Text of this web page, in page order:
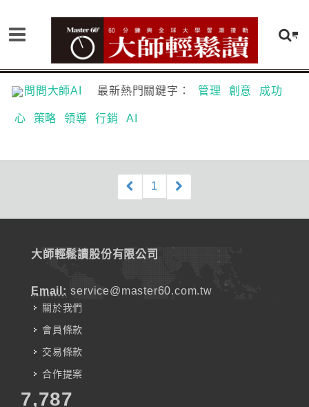
問問大師AI 最新熱門關鍵字： 管理 創意 成功
心 策略 領導 行銷 AI
1
大師輕鬆讀股份有限公司
Email: service@master60.com.tw
關於我們
會員條款
交易條款
合作提案
7,787